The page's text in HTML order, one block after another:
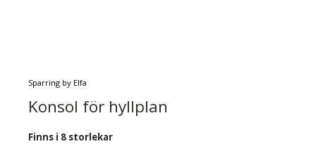
Sparring by Elfa
Konsol för hyllplan
Finns i 8 storlekar